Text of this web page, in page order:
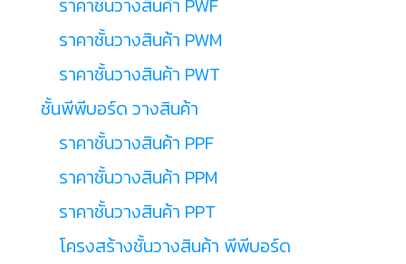
ราคาชั้นวางสินค้า PWM
ราคาชั้นวางสินค้า PWT
ชั้นพีพีบอร์ด วางสินค้า
ราคาชั้นวางสินค้า PPF
ราคาชั้นวางสินค้า PPM
ราคาชั้นวางสินค้า PPT
โครงสร้างชั้นวางสินค้า พีพีบอร์ด